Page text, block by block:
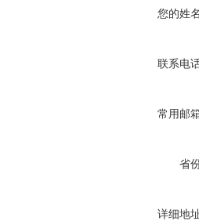
您的姓
联系电
常用邮
省
详细地